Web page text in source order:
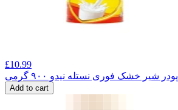
£10.99
پودر شیر خشک فوری نستله نیدو ۹۰۰ گرمی
Add to cart